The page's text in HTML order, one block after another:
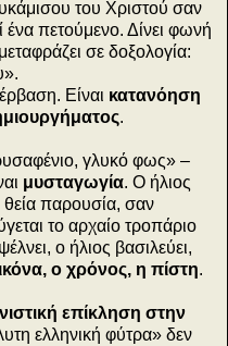
του Χριστού σαν
πετούμενο. Δίνει φωνή
σε δοξολογία:
Είναι κατανόηση
.
γλυκό φως» –
μυσταγωγία. Ο ήλιος
θεία παρουσία, σαν
το αρχαίο τροπάριο
ο ήλιος βασιλεύει,
ο χρόνος, η πίστη.
επίκληση στην
ελληνική φύτρα» δεν